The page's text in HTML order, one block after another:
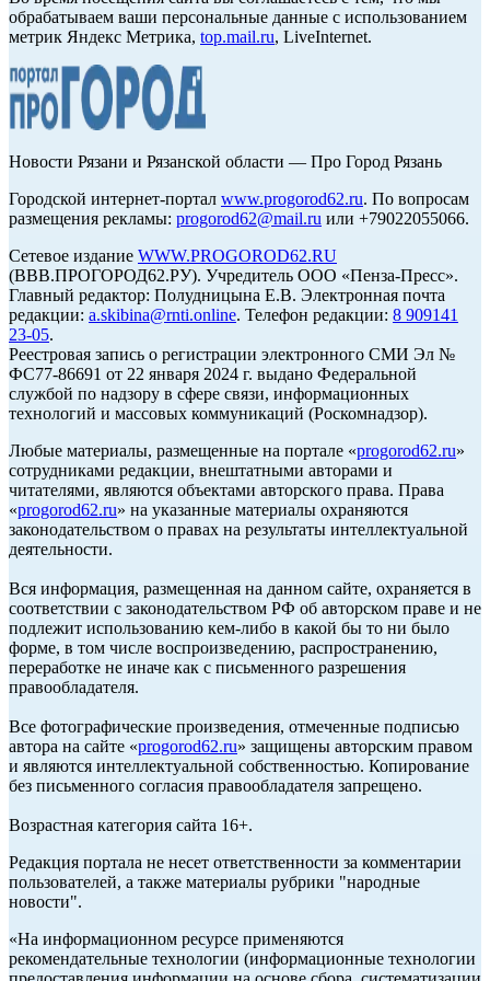
обрабатываем ваши персональные данные с использованием
метрик Яндекс Метрика, top.mail.ru, LiveInternet.
Новости Рязани и Рязанской области — Про Город Рязань
Городской интернет-портал www.progorod62.ru. По вопросам
размещения рекламы: progorod62@mail.ru или +79022055066.
Сетевое издание WWW.PROGOROD62.RU
(ВВВ.ПРОГОРОД62.РУ). Учредитель ООО «Пенза-Пресс».
Главный редактор: Полудницына Е.В. Электронная почта
редакции: a.skibina@rnti.online. Телефон редакции: 8 909141
23-05.
Реестровая запись о регистрации электронного СМИ Эл №
ФС77-86691 от 22 января 2024 г. выдано Федеральной
службой по надзору в сфере связи, информационных
технологий и массовых коммуникаций (Роскомнадзор).
Любые материалы, размещенные на портале «progorod62.ru»
сотрудниками редакции, внештатными авторами и
читателями, являются объектами авторского права. Права
«progorod62.ru» на указанные материалы охраняются
законодательством о правах на результаты интеллектуальной
деятельности.
Вся информация, размещенная на данном сайте, охраняется в
соответствии с законодательством РФ об авторском праве и не
подлежит использованию кем-либо в какой бы то ни было
форме, в том числе воспроизведению, распространению,
переработке не иначе как с письменного разрешения
правообладателя.
Все фотографические произведения, отмеченные подписью
автора на сайте «progorod62.ru» защищены авторским правом
и являются интеллектуальной собственностью. Копирование
без письменного согласия правообладателя запрещено.
Возрастная категория сайта 16+.
Редакция портала не несет ответственности за комментарии
пользователей, а также материалы рубрики "народные
новости".
«На информационном ресурсе применяются
рекомендательные технологии (информационные технологии